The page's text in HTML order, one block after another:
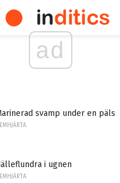
ad
svamp under en päls
i ugnen